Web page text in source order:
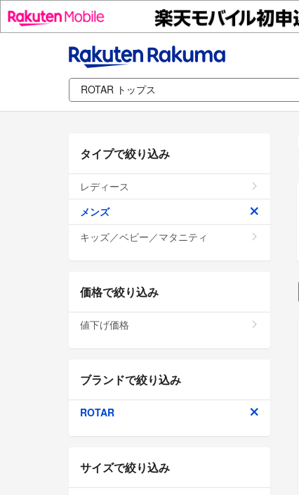
タイプで絞り込み
レディース
メンズ
キッズ／ベビー／マタニティ
価格で絞り込み
値下げ価格
ブランドで絞り込み
ROTAR
サイズで絞り込み